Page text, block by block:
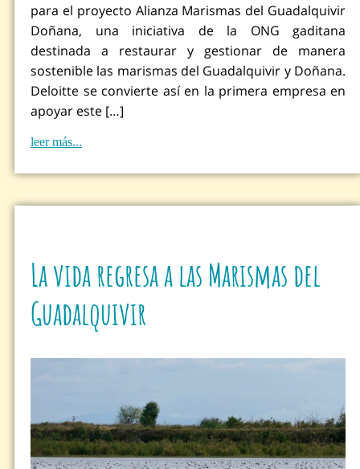
para el proyecto Alianza Marismas del Guadalquivir
Doñana, una iniciativa de la ONG gaditana
destinada a restaurar y gestionar de manera
sostenible las marismas del Guadalquivir y Doñana.
Deloitte se convierte así en la primera empresa en
apoyar este […]
leer más...
La vida regresa a las Marismas del
Guadalquivir